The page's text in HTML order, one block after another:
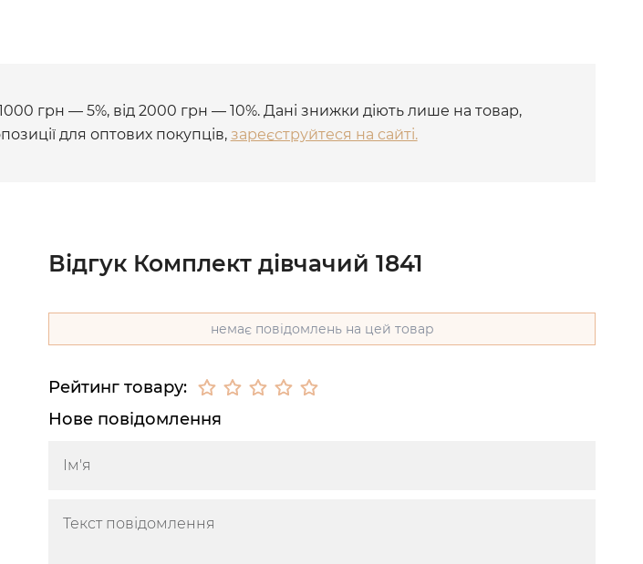
грн — 5%, від 2000 грн — 10%. Дані знижки діють лише на товар,
для оптових покупців, зареєструйтеся на сайті.
Відгук Комплект дівчачий 1841
немає повідомлень на цей товар
Рейтинг товару:
Нове повідомлення